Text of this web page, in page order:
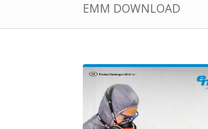
EMM DOWNLOAD